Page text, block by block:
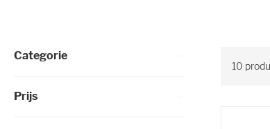
10
Selectie verfijnen
Categorie
Prijs